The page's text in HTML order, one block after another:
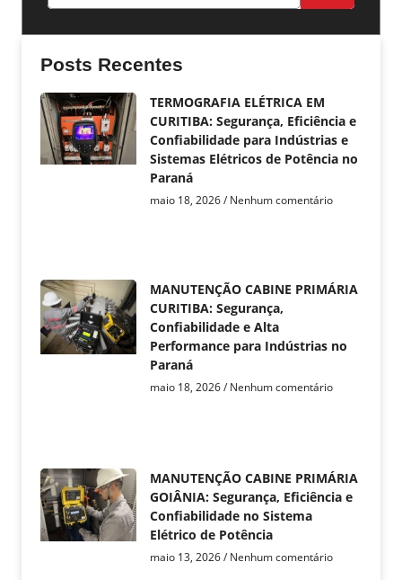
Posts Recentes
TERMOGRAFIA ELÉTRICA EM
CURITIBA: Segurança, Eficiência e
Confiabilidade para Indústrias e
Sistemas Elétricos de Potência no
Paraná
maio 18, 2026 Nenhum comentário
MANUTENÇÃO CABINE PRIMÁRIA
CURITIBA: Segurança,
Confiabilidade e Alta
Performance para Indústrias no
Paraná
maio 18, 2026 Nenhum comentário
MANUTENÇÃO CABINE PRIMÁRIA
GOIÂNIA: Segurança, Eficiência e
Confiabilidade no Sistema
Elétrico de Potência
maio 13, 2026 Nenhum comentário